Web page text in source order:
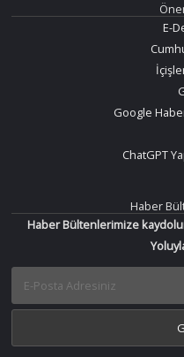
E-
Google
ChatGPT
Haber
Haber Bültenlerimize